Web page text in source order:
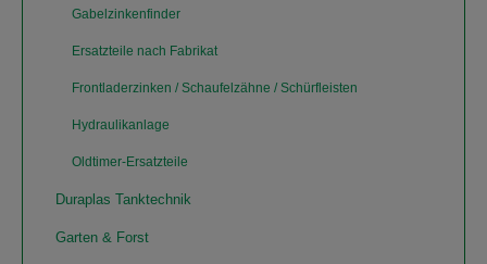
Gabelzinkenfinder
Ersatzteile nach Fabrikat
Frontladerzinken / Schaufelzähne / Schürfleisten
Hydraulikanlage
Oldtimer-Ersatzteile
Duraplas Tanktechnik
Garten & Forst